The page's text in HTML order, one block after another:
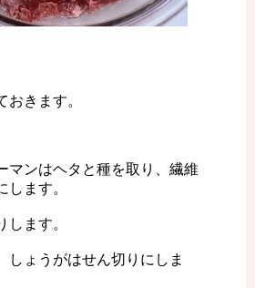
おきます。
マンはヘタと種を取り、繊維
します。
します。
しょうがはせん切りにしま